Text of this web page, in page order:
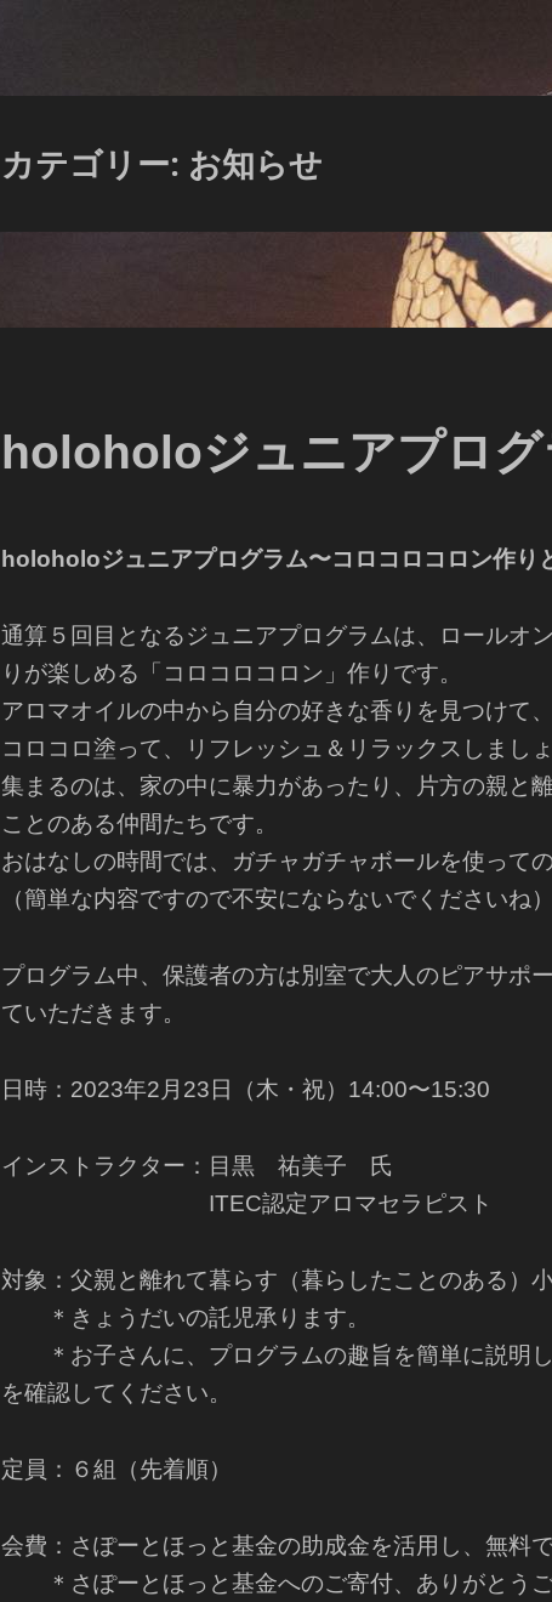
カテゴリー: お知らせ
holoholoジュニアプログ
holoholoジュニアプログラム〜コロコロコロン作り
通算５回目となるジュニアプログラムは、ロールオ
りが楽しめる「コロコロコロン」作りです。
アロマオイルの中から自分の好きな香りを見つけて
コロコロ塗って、リフレッシュ＆リラックスしましょ
集まるのは、家の中に暴力があったり、片方の親と
ことのある仲間たちです。
おはなしの時間では、ガチャガチャボールを使って
（簡単な内容ですので不安にならないでくださいね）
プログラム中、保護者の方は別室で大人のピアサポ
ていただきます。
日時：2023年2月23日（木・祝）14:00〜15:30
インストラクター：目黒 祐美子 氏
ITEC認定アロマセラピスト
対象：父親と離れて暮らす（暮らしたことのある）
＊きょうだいの託児承ります。
＊お子さんに、プログラムの趣旨を簡単に説明
を確認してください。
定員：６組（先着順）
会費：さぽーとほっと基金の助成金を活用し、無料で
＊さぽーとほっと基金へのご寄付、ありがとうご